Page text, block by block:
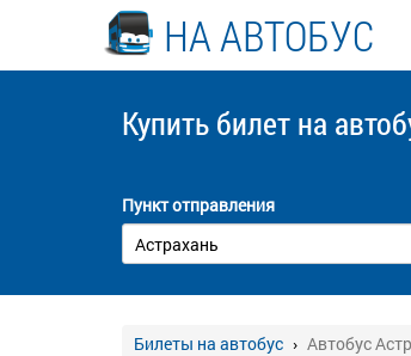
НА АВТОБУС
Купить билет на
Пункт отправления
Билеты на автобус Автобус